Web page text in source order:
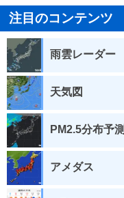
注目のコンテンツ
雨雲レーダー
天気図
PM2.5分布予測
アメダス